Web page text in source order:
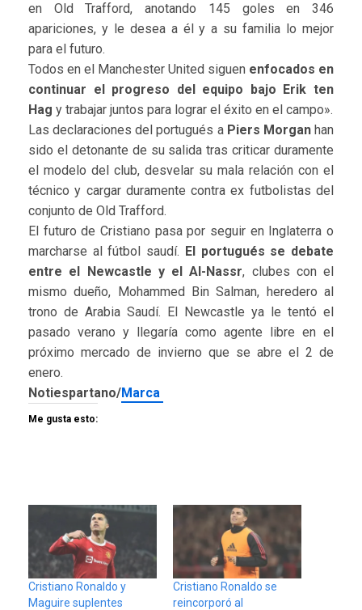
en Old Trafford, anotando 145 goles en 346
apariciones, y le desea a él y a su familia lo mejor
para el futuro.
Todos en el Manchester United siguen enfocados en
continuar el progreso del equipo bajo Erik ten
Hag y trabajar juntos para lograr el éxito en el campo».
Las declaraciones del portugués a Piers Morganhan
sido el detonante de su salida tras criticar duramente
el modelo del club, desvelar su mala relación con el
técnico y cargar duramente contra ex futbolistas del
conjunto de Old Trafford.
El futuro de Cristiano pasa por seguir en Inglaterra o
marcharse al fútbol saudí. El portugués se debate
entre el Newcastle y el Al-Nassr, clubes con el
mismo dueño, Mohammed Bin Salman, heredero al
trono de Arabia Saudí. El Newcastle ya le tentó el
pasado verano y llegaría como agente libre en el
próximo mercado de invierno que se abre el 2 de
enero.
Notiespartano/Marca
Me gusta esto:
Cristiano Ronaldo y
Maguire suplentes
Cristiano Ronaldo se
reincorporó al